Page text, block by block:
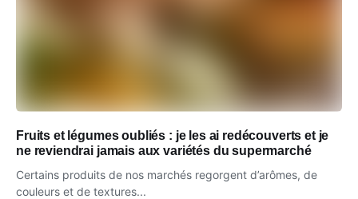
Fruits et légumes oubliés : je les ai redécouverts et je
ne reviendrai jamais aux variétés du supermarché
Certains produits de nos marchés regorgent d’arômes, de
couleurs et de textures...